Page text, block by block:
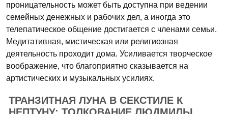
проницательность может быть доступна при ведении
семейных денежных и рабочих дел, а иногда это
телепатическое общение достигается с членами семьи.
Медитативная, мистическая или религиозная
деятельность проходит дома. Усиливается творческое
воображение, что благоприятно сказывается на
артистических и музыкальных усилиях.
ТРАНЗИТНАЯ ЛУНА В СЕКСТИЛЕ К